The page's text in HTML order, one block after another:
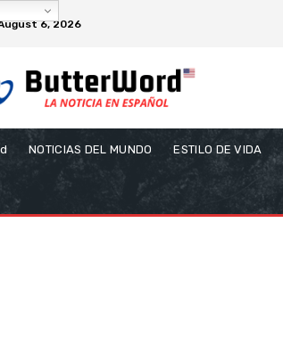
6, 2026
NOTICIAS DEL MUNDO ESTILO DE VIDA